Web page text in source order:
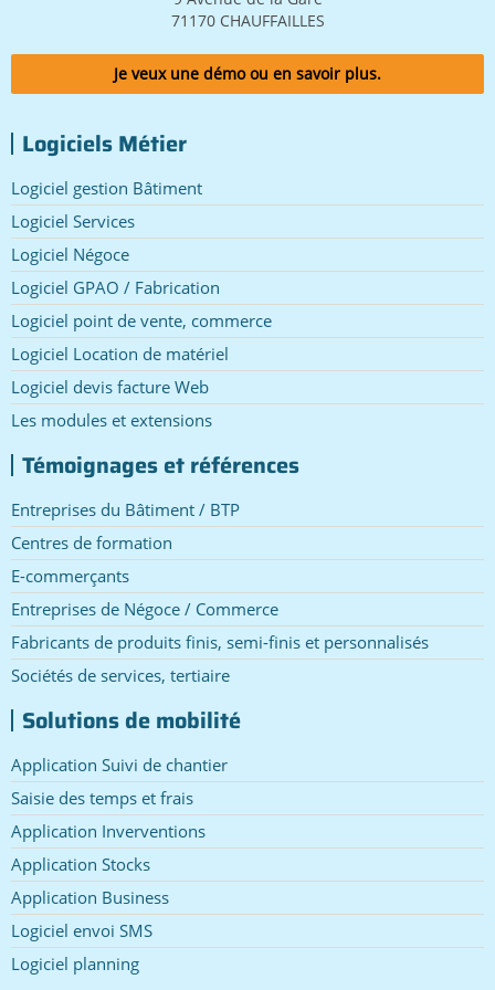
71170 CHAUFFAILLES
Je veux une démo ou en savoir plus.
Logiciels Métier
Logiciel gestion Bâtiment
Logiciel Services
Logiciel Négoce
Logiciel GPAO / Fabrication
Logiciel point de vente, commerce
Logiciel Location de matériel
Logiciel devis facture Web
Les modules et extensions
Témoignages et références
Entreprises du Bâtiment / BTP
Centres de formation
E-commerçants
Entreprises de Négoce / Commerce
Fabricants de produits finis, semi-finis et personnalisés
Sociétés de services, tertiaire
Solutions de mobilité
Application Suivi de chantier
Saisie des temps et frais
Application Inverventions
Application Stocks
Application Business
Logiciel envoi SMS
Logiciel planning